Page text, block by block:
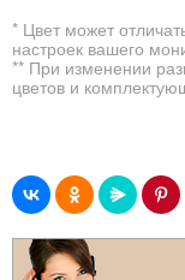
* Цвет может
настроек вашего
** При изменении
цветов и